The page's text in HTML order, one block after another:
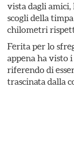
vista dagli
scogli della
chilometri
Ferita per lo
appena ha visto
riferendo di
trascinata dalla